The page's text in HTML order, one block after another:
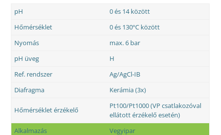
pH
0 és 14 között
Hőmérséklet
0 és 130ºC között
Nyomás
max. 6 bar
pH üveg
H
Ref. rendszer
Ag/AgCl-IB
Diafragma
Kerámia (3x)
Hőmérséklet érzékelő
Pt100/Pt1000 (VP csatlakozóval
ellátott érzékelő esetén)
Alkalmazás
Vegyipar